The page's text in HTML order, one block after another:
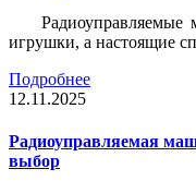
игрушки, а настоящие
Подробнее
12.11.2025
Радиоуправляемая
выбор